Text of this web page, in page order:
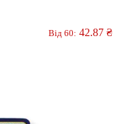
Від 60: 42.87 ₴